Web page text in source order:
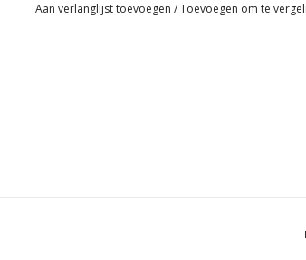
Aan verlanglijst toevoegen /Toevoegen om te